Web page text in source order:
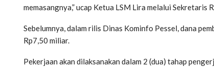
memasangnya,” ucap Ketua LSM Lira melalui Sekretaris
Sebelumnya, dalam rilis Dinas Kominfo Pessel, dana
Rp7,50 miliar.
Pekerjaan akan dilaksanakan dalam 2 (dua) tahap